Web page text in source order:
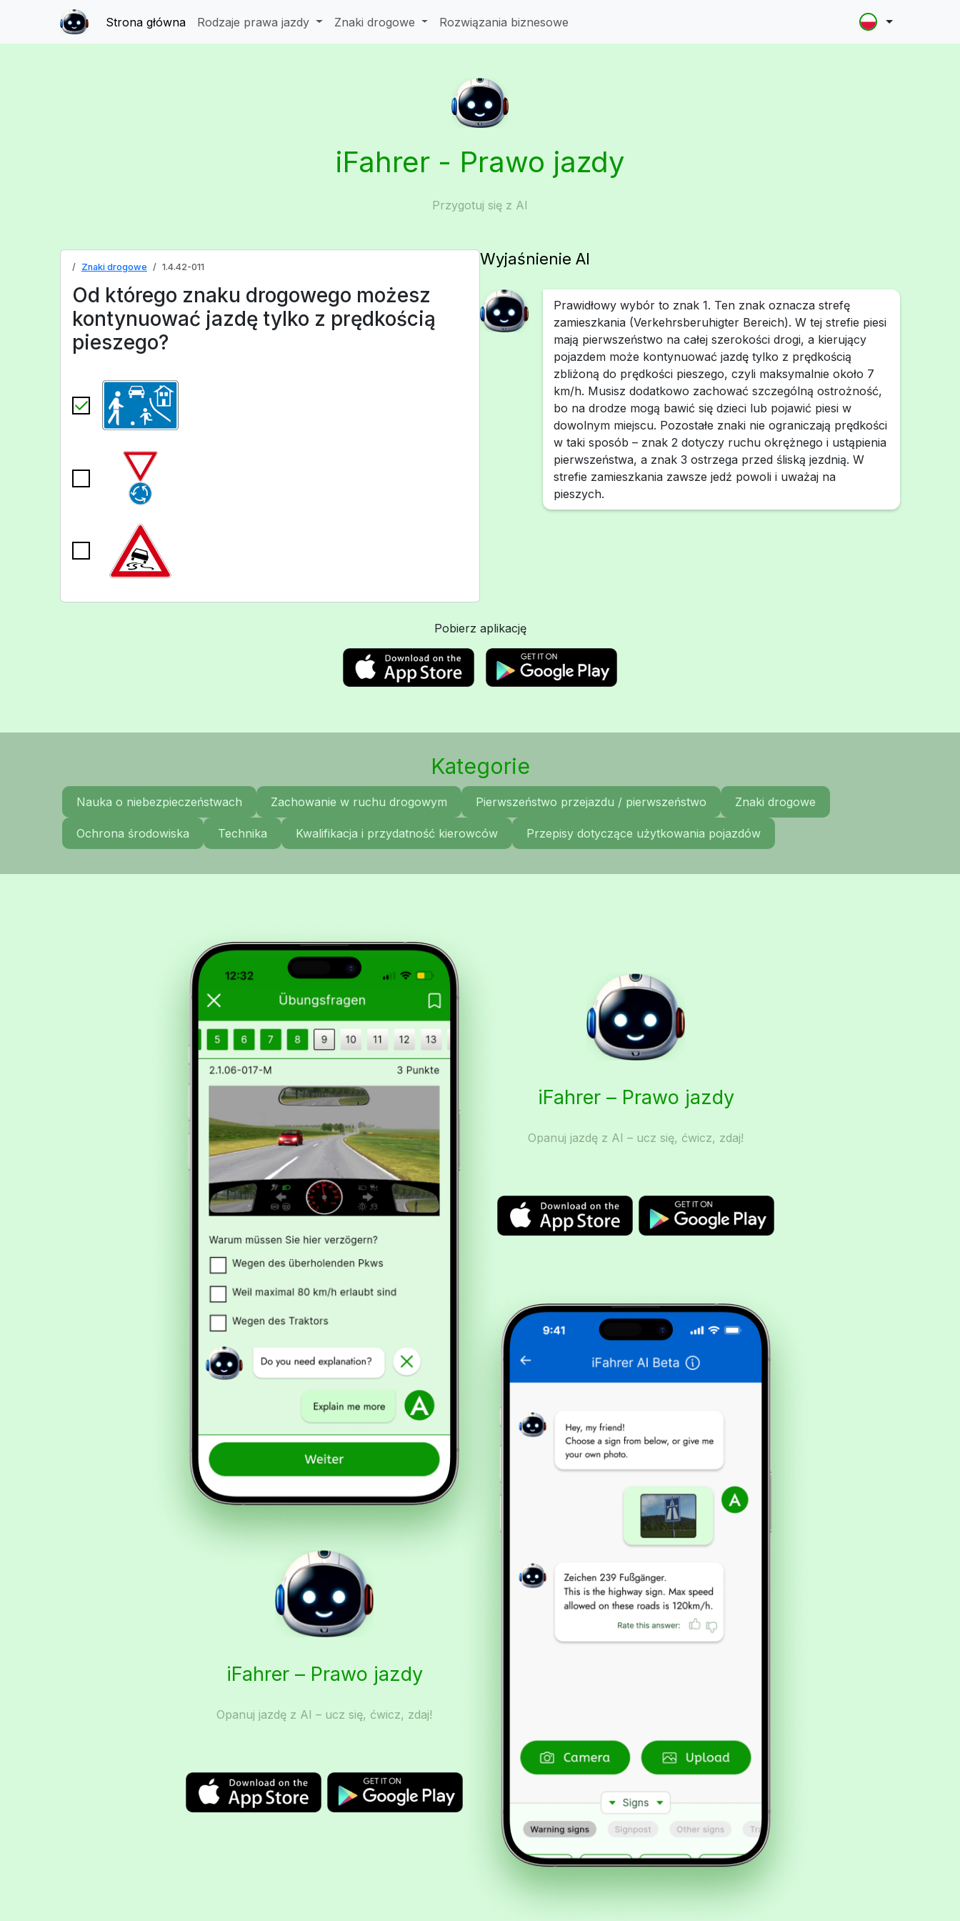
Strona główna Rodzaje prawa jazdy Znaki drogowe Rozwiązania biznesowe
iFahrer - Prawo jazdy
Przygotuj się z AI
Znaki drogowe 1.4.42-011
Od którego znaku drogowego możesz
kontynuować jazdę tylko z prędkością
pieszego?
Wyjaśnienie AI
Prawidłowy wybór to znak 1. Ten znak oznacza strefę
zamieszkania (Verkehrsberuhigter Bereich). W tej strefie piesi
mają pierwszeństwo na całej szerokości drogi, a kierujący
pojazdem może kontynuować jazdę tylko z prędkością
zbliżoną do prędkości pieszego, czyli maksymalnie około 7
km/h. Musisz dodatkowo zachować szczególną ostrożność,
bo na drodze mogą bawić się dzieci lub pojawić piesi w
dowolnym miejscu. Pozostałe znaki nie ograniczają prędkości
w taki sposób – znak 2 dotyczy ruchu okrężnego i ustąpienia
pierwszeństwa, a znak 3 ostrzega przed śliską jezdnią. W
strefie zamieszkania zawsze jedź powoli i uważaj na
pieszych.
Pobierz aplikację
Kategorie
Nauka o niebezpieczeństwach Zachowanie w ruchu drogowym Pierwszeństwo przejazdu / pierwszeństwo Znaki drogowe
Ochrona środowiska Technika Kwalifikacja i przydatność kierowców Przepisy dotyczące użytkowania pojazdów
iFahrer – Prawo jazdy
Opanuj jazdę z AI – ucz się, ćwicz, zdaj!
iFahrer – Prawo jazdy
Opanuj jazdę z AI – ucz się, ćwicz, zdaj!